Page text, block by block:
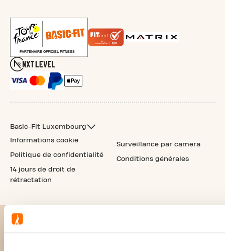
Basic-Fit Luxembourg
Informations cookie
Politique de confidentialité
14 jours de droit de
rétractation
Surveillance par camera
Conditions générales